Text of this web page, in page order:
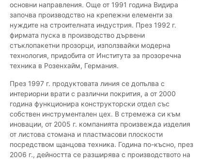
основни направления. Още от 1991 година Видира
започва производство на крепежни елементи за
нуждите на строителната индустрия. През 1992 г.
фирмата пуска в производство дървени
стъклопакетни прозорци, използвайки модерна
технология, придобита от Института за прозоречна
техника в Розенхайм, Германия.
През 1997 г. продуктовата линия се допълва с
интериорни врати с различни покрития, а от 2000
година функционира конструкторски отдел със
собствен инструментален цех. В стремежа си към
иновации, от 2005 г. компанията произвежда изделия
от листова стомана и пластмасови плоскости
посредством щанцова техника. Година по-късно, през
2006 г., дейността се разширява с производството на